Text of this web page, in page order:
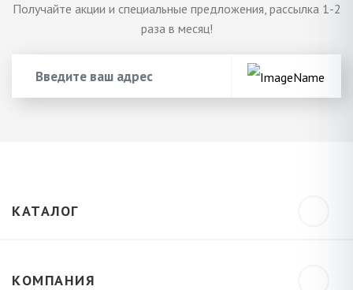
Получайте акции и специальные предложения, рассылка 1-2
раза в месяц!
КАТАЛОГ
КОМПАНИЯ